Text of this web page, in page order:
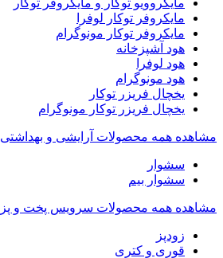
مایکروویو توکار و مایکروفر توکار
مایکروفر توکار لوفرا
مایکروفر توکار مونوگرام
هود آشپزخانه
هود لوفرا
هود مونوگرام
یخچال فریزر توکار
یخچال فریزر توکار مونوگرام
مشاهده همه محصولات آرایشی و بهداشتی
سشوار
سشوار بیم
مشاهده همه محصولات سرویس پخت و پز
زودپز
قوری و کتری